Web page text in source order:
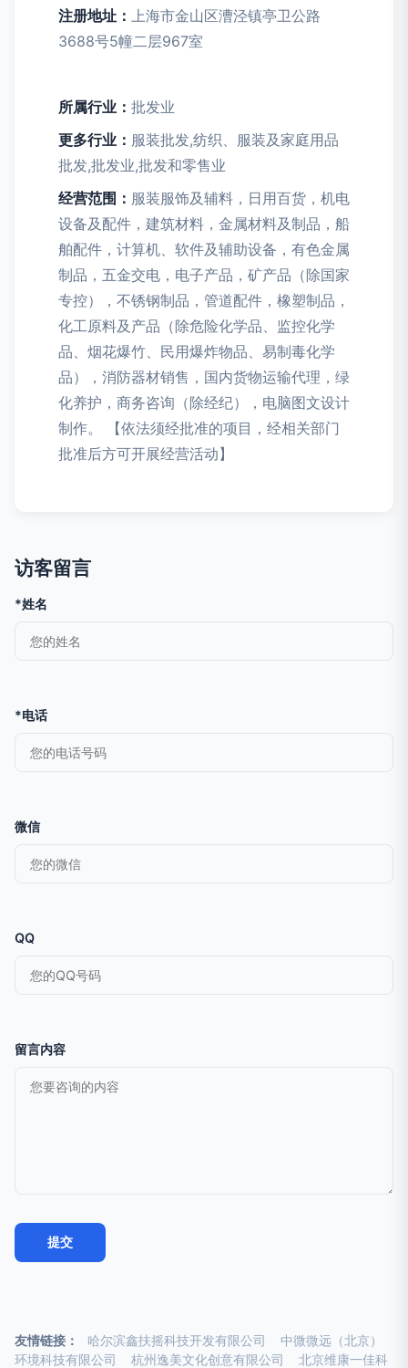
注册地址： 上海市金山区漕泾镇亭卫公路
3688号5幢二层967室
所属行业： 批发业
更多行业： 服装批发,纺织、服装及家庭用品
批发,批发业,批发和零售业
经营范围： 服装服饰及辅料，日用百货，机电
设备及配件，建筑材料，金属材料及制品，船
舶配件，计算机、软件及辅助设备，有色金属
制品，五金交电，电子产品，矿产品（除国家
专控），不锈钢制品，管道配件，橡塑制品，
化工原料及产品（除危险化学品、监控化学
品、烟花爆竹、民用爆炸物品、易制毒化学
品），消防器材销售，国内货物运输代理，绿
化养护，商务咨询（除经纪），电脑图文设计
制作。 【依法须经批准的项目，经相关部门
批准后方可开展经营活动】
访客留言
*姓名
*电话
微信
QQ
留言内容
友情链接： 哈尔滨鑫扶摇科技开发有限公司
中微微远（北京）
环境科技有限公司
杭州逸美文化创意有限公司
北京维康一佳科